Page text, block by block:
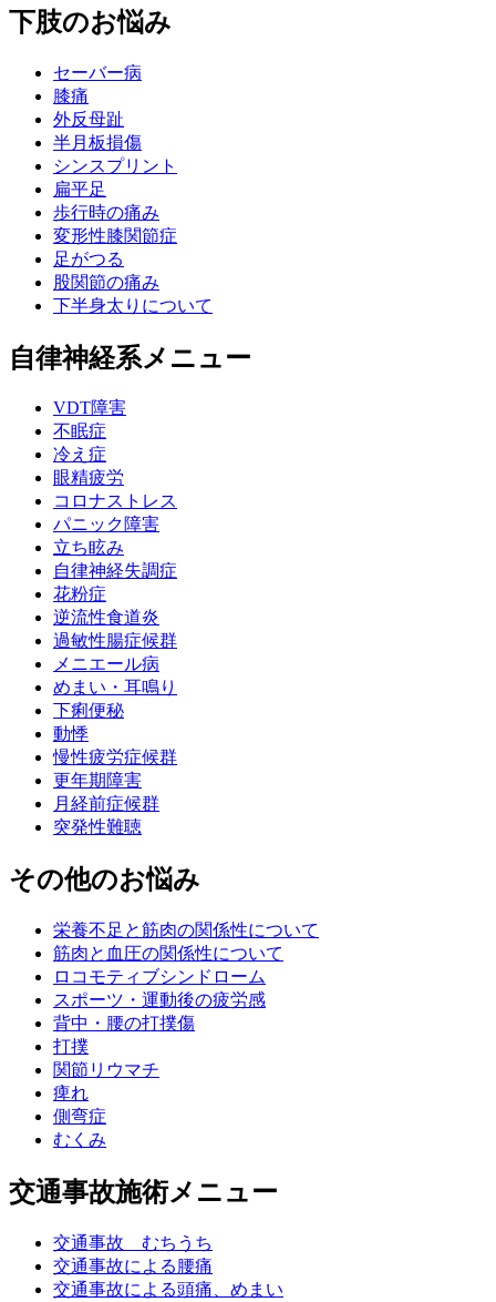
下肢のお悩み
セーバー病
膝痛
外反母趾
半月板損傷
シンスプリント
扁平足
歩行時の痛み
変形性膝関節症
足がつる
股関節の痛み
下半身太りについて
自律神経系メニュー
VDT障害
不眠症
冷え症
眼精疲労
コロナストレス
パニック障害
立ち眩み
自律神経失調症
花粉症
逆流性食道炎
過敏性腸症候群
メニエール病
めまい・耳鳴り
下痢便秘
動悸
慢性疲労症候群
更年期障害
月経前症候群
突発性難聴
その他のお悩み
栄養不足と筋肉の関係性について
筋肉と血圧の関係性について
ロコモティブシンドローム
スポーツ・運動後の疲労感
背中・腰の打撲傷
打撲
関節リウマチ
痺れ
側弯症
むくみ
交通事故施術メニュー
交通事故 むちうち
交通事故による腰痛
交通事故による頭痛、めまい